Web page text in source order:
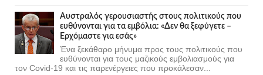
Αυστραλός γερουσιαστής στους πολιτικούς που
ευθύνονται για τα εμβόλια: «Δεν θα ξεφύγετε –
Ερχόμαστε για εσάς»
Ένα ξεκάθαρο μήνυμα προς τους πολιτικούς που
ευθύνονται για τους μαζικούς εμβολιασμούς για
τον Covid-19 και τις παρενέργειες που προκάλεσαν...